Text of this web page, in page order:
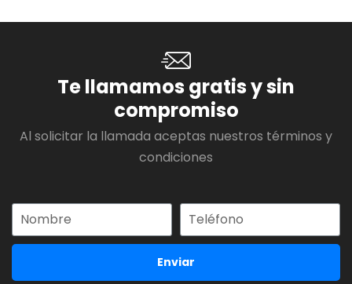
Te llamamos gratis y sin
compromiso
Al solicitar la llamada aceptas nuestros términos y
condiciones
Enviar